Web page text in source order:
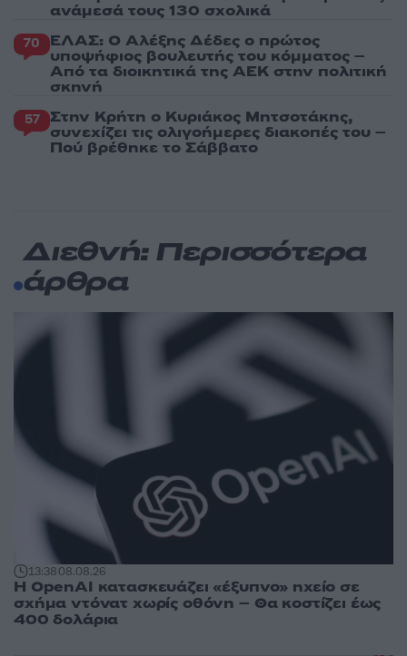
ανάμεσά τους 130 σχολικά
70 ΕΛΑΣ: Ο Αλέξης Δέδες ο πρώτος
υποψήφιος βουλευτής του κόμματος –
Από τα διοικητικά της ΑΕΚ στην πολιτική
σκηνή
57 Στην Κρήτη ο Κυριάκος Μητσοτάκης,
συνεχίζει τις ολιγοήμερες διακοπές του –
Πού βρέθηκε το Σάββατο
Διεθνή: Περισσότερα
άρθρα
13:3808.08.26
Η OpenAI κατασκευάζει «έξυπνο» ηχείο σε
σχήμα ντόνατ χωρίς οθόνη – Θα κοστίζει έως
400 δολάρια